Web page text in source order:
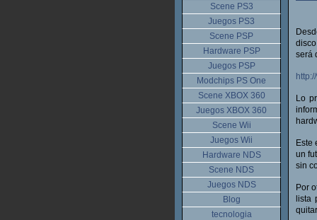
será
Lo
Este
un
sin
Por
lista
Scene PS3
Juegos PS3
Scene PSP
Hardware PSP
Juegos PSP
Modchips PS One
Scene XBOX 360
Juegos XBOX 360
Scene Wii
Juegos Wii
Hardware NDS
Scene NDS
Juegos NDS
Blog
tecnologia